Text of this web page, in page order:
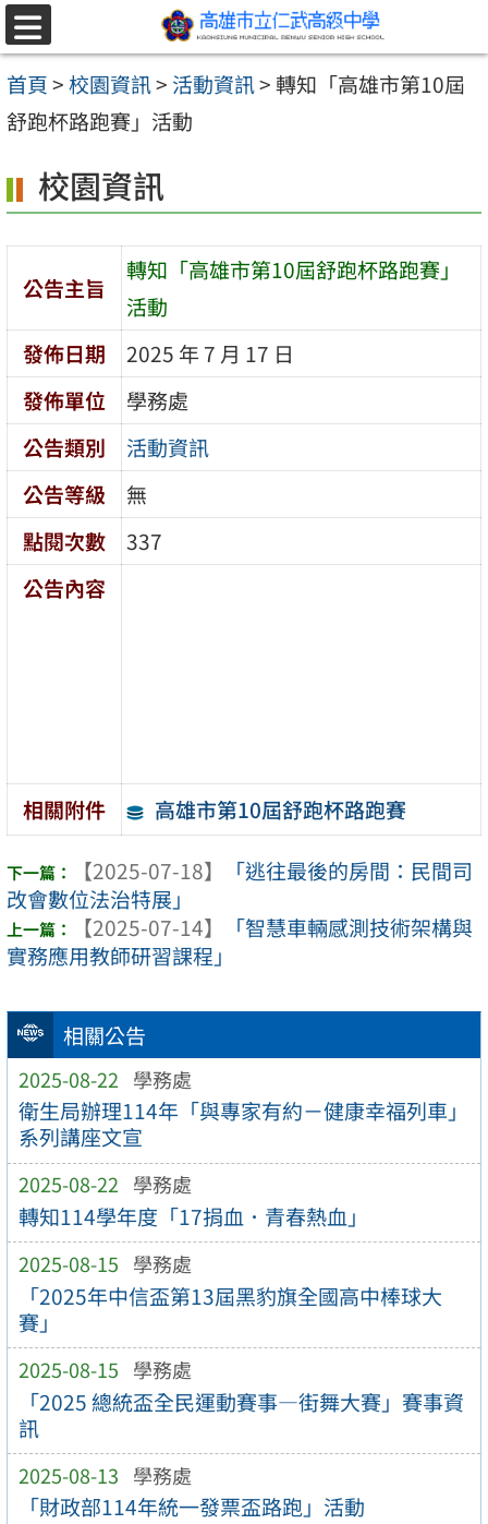
跳至主要內容區
選
單
首頁>校園資訊> 活動資訊>轉知「高雄市第10屆
舒跑杯路跑賽」活動
相關公告
2025-08-22 學務處
衛生局辦理114年「與專家有約－健康幸福列車」
系列講座文宣
2025-08-22 學務處
轉知114學年度「17捐血．青春熱血」
2025-08-15 學務處
「2025年中信盃第13屆黑豹旗全國高中棒球大
賽」
2025-08-15 學務處
「2025 總統盃全民運動賽事—街舞大賽」賽事資
訊
2025-08-13 學務處
「財政部114年統一發票盃路跑」活動
校園資訊
公告主旨
轉知「高雄市第10屆舒跑杯路跑賽」
活動
發佈日期
2025 年 7 月 17 日
發佈單位
學務處
公告類別
活動資訊
公告等級
無
點閱次數
337
公告內容
相關附件 高雄市第10屆舒跑杯路跑賽
【2025-07-18】
「逃往最後的房間：民間司
改會數位法治特展」
【2025-07-14】
「智慧車輛感測技術架構與
實務應用教師研習課程」